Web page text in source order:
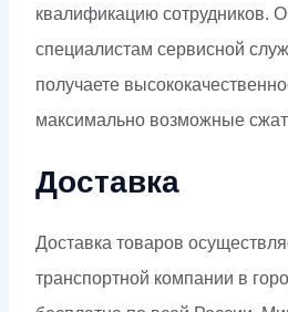
квалификацию сотрудников.
специалистам сервисной
получаете
максимально возможные
Доставка
Доставка товаров
транспортной компании в